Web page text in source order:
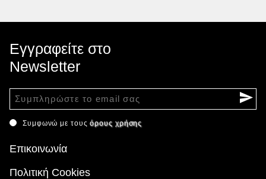
Εγγραφείτε στο
Newsletter
Συμφωνώ με τουςόρους χρήσης
Επικοινωνία
Πολιτική Cookies